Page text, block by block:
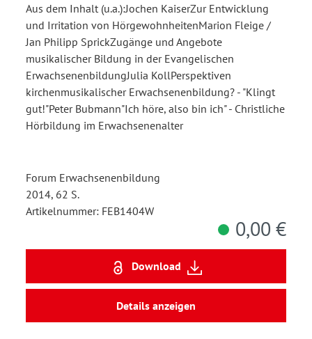
Aus dem Inhalt (u.a.):Jochen KaiserZur Entwicklung
und Irritation von HörgewohnheitenMarion Fleige /
Jan Philipp SprickZugänge und Angebote
musikalischer Bildung in der Evangelischen
ErwachsenenbildungJulia KollPerspektiven
kirchenmusikalischer Erwachsenenbildung? - "Klingt
gut!"Peter Bubmann"Ich höre, also bin ich" - Christliche
Hörbildung im Erwachsenenalter
Forum Erwachsenenbildung
2014, 62 S.
Artikelnummer: FEB1404W
0,00 €
Download
Details anzeigen